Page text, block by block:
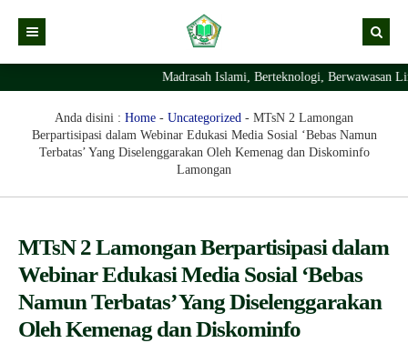
Kabar Madrasah
Kabar Pimpinan
Profil Madrasah
Visi Misi
Prestasi Madrasah
PTSP
RDM
Madrasah Islami, Berteknologi, Berwawasan
Anda disini : Home - Uncategorized - MTsN 2 Lamongan
Berpartisipasi dalam Webinar Edukasi Media Sosial ‘Bebas Namun
Terbatas’ Yang Diselenggarakan Oleh Kemenag dan Diskominfo
Lamongan
MTsN 2 Lamongan Berpartisipasi dalam
Webinar Edukasi Media Sosial ‘Bebas
Namun Terbatas’ Yang Diselenggarakan
Oleh Kemenag dan Diskominfo